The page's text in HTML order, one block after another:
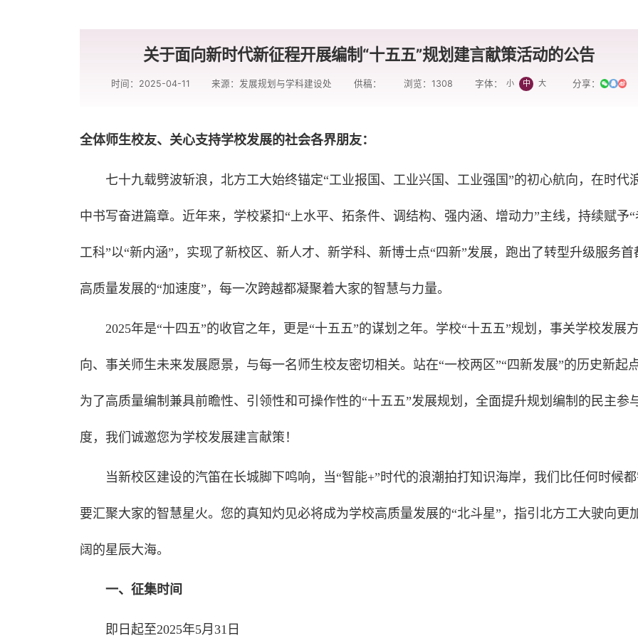
关于面向新时代新征程开展编制“十五五”规划建言献策活动的公告
时间：2025-04-11 来源：发展规划与学科建设处 供稿： 浏览： 1308 字体： 小 中 大 分享：
全体师生校友、关心支持学校发展的社会各界朋友：
七十九载劈波斩浪，北方工大始终锚定“工业报国、工业兴国、工业强国”的初心航向，在时代
中书写奋进篇章。近年来，学校紧扣“上水平、拓条件、调结构、强内涵、增动力”主线，持续赋予“
工科”以“新内涵”，实现了新校区、新人才、新学科、新博士点“四新”发展，跑出了转型升级服务首
高质量发展的“加速度”，每一次跨越都凝聚着大家的智慧与力量。
2025年是“十四五”的收官之年，更是“十五五”的谋划之年。学校“十五五”规划，事关学校发展
向、事关师生未来发展愿景，与每一名师生校友密切相关。站在“一校两区”“四新发展”的历史新起
为了高质量编制兼具前瞻性、引领性和可操作性的“十五五”发展规划，全面提升规划编制的民主参
度，我们诚邀您为学校发展建言献策！
当新校区建设的汽笛在长城脚下鸣响，当“智能+”时代的浪潮拍打知识海岸，我们比任何时候
要汇聚大家的智慧星火。您的真知灼见必将成为学校高质量发展的“北斗星”，指引北方工大驶向更
阔的星辰大海。
一、征集时间
即日起至2025年5月31日